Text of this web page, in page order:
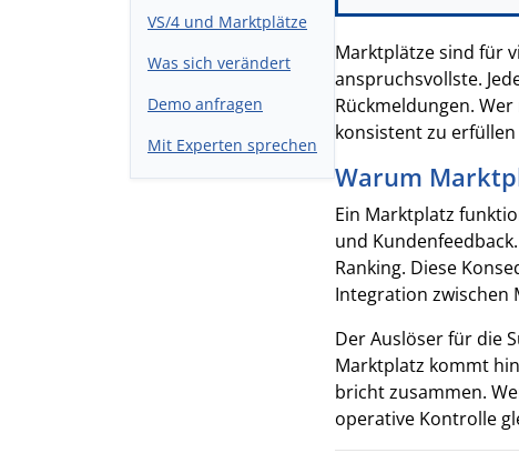
VS/4 und Marktplätze
Was sich verändert
Demo anfragen
Mit Experten sprechen
Marktplätze sind für
anspruchsvollste.
Rückmeldungen.
konsistent zu
Warum
Ein Marktplatz
und
Ranking. Diese
Integration zwischen
Der Auslöser für die
Marktplatz kommt
bricht zusammen.
operative Kontrolle